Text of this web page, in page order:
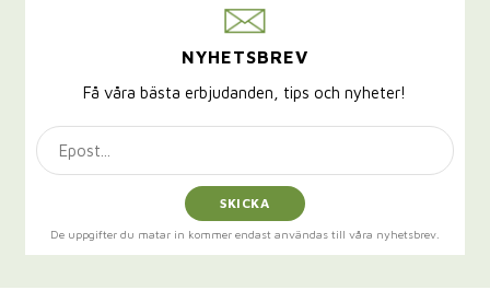
NYHETSBREV
Få våra bästa erbjudanden, tips och nyheter!
SKICKA
De uppgifter du matar in kommer endast användas till våra nyhetsbrev.